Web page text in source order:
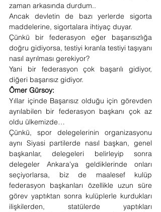
zaman arkasında durdum..
Ancak devletin de bazı yerlerde sigorta
maddelerine, sigortalara ihtiyaç duyar.
Çünkü bir federasyon eğer başarısızlığa
doğru gidiyorsa, testiyi kıranla testiyi taşıyanı
nasıl ayrılması gerekiyor?
Yani bir federasyon çok başarılı gidiyor,
diğeri başarısız gidiyor.
Ömer Gürsoy:
Yıllar içinde Başarısız olduğu için görevden
ayrılabilen bir federasyon başkanı çok az
oldu ülkemizde…
Çünkü, spor delegelerinin organizasyonu
aynı Siyasi partilerde nasıl başkan, genel
başkanlar, delegeleri belirleyip sonra
delegeler Ankara'ya geldiklerinde onları
seçiyorlarsa, biz de maalesef kulüp
federasyon başkanları özellikle uzun süre
görev yaptıktan sonra kulüplerle kurdukları
ilişkilerden, statülerde yaptıkları